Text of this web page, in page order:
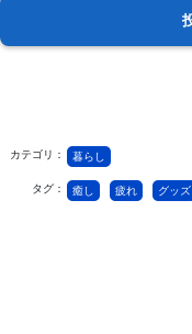
カテゴリ： 暮らし
タグ： 癒し 疲れ グッズ